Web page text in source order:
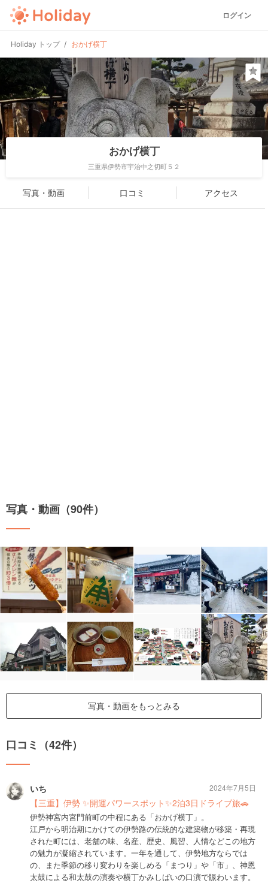
ログイン
Holiday トップ おかげ横丁
おかげ横丁
三重県伊勢市宇治中之切町５２
写真・動画 口コミ アクセス
写真・動画（90件）
写真・動画をもっとみる
口コミ（42件）
いち
【三重】伊勢 ✨開運パワースポット✨2泊3日ドライブ旅🚗
伊勢神宮内宮門前町の中程にある「おかげ横丁」。
江戸から明治期にかけての伊勢路の伝統的な建築物が移築・再現
された町には、老舗の味、名産、歴史、風習、人情などこの地方
の魅力が凝縮されています。一年を通して、伊勢地方ならでは
の、また季節の移り変わりを楽しめる「まつり」や「市」、神恩
太鼓による和太鼓の演奏や横丁かみしばいの口演で賑わいます。
2024年7月5日